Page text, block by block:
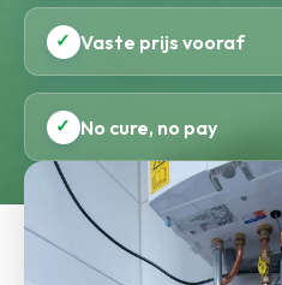
✓ Vaste prijs vooraf
✓ No cure, no pay